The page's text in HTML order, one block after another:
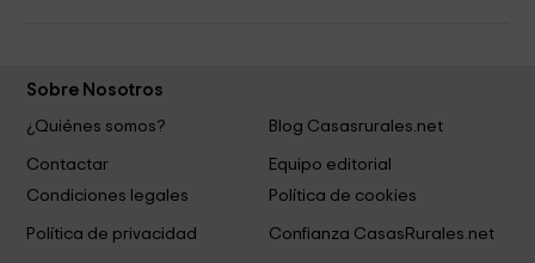
Sobre Nosotros
¿Quiénes somos?
Blog Casasrurales.net
Contactar
Equipo editorial
Condiciones legales
Política de cookies
Política de privacidad Confianza CasasRurales.net